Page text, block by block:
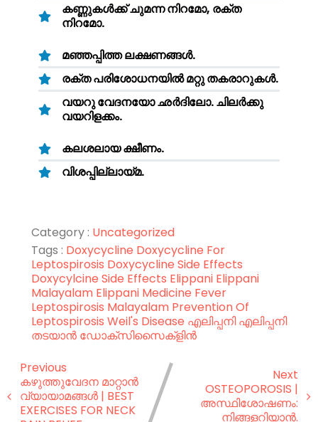
കണ്ണുകൾക്ക് ചുമന്ന നിറമോ, രക്ത
നിറമോ.
മഞ്ഞപ്പിത്ത ലക്ഷണങ്ങൾ.
രക്ത പരിശോധനയിൽ മറ്റു തകരാറുകൾ.
വയറു വേദനയോ ഛർദിലോ. ചിലർക്കു
വയറിളക്കം.
കലശലായ ക്ഷീണം.
വിശപ്പില്ലായ്മ.
Category : Uncategorized
Tags : Doxycycline Doxycycline For
Leptospirosis Doxycycline Side Effects
Doxycylcine Side Effects Elippani Elippani
Malayalam Elippani Medicine Fever
Leptospirosis Malayalam Prevention Of
Leptospirosis Weil's Disease എലിപ്പനിഎലിപ്പനി
തടയാൻ ഡോക്സിസൈക്ളിൻ
Previous
കഴുത്തുവേദന മാറ്റാൻ
വ്യായാമങ്ങൾ | BEST
EXERCISES FOR NECK
Next
OSTEOPOROSIS |
അസ്ഥിശോഷണം:
നിങ്ങളറിയാൻ.